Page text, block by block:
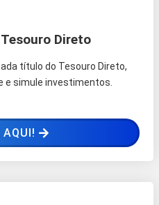
Direto
título do Tesouro Direto,
e simule investimentos.
AQUI!